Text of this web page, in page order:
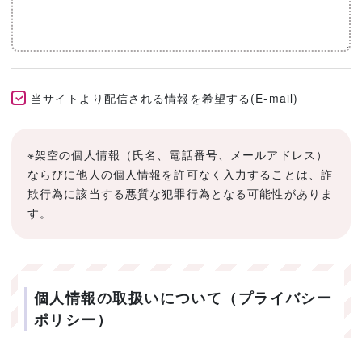
当サイトより配信される情報を希望する(E-mail)
※架空の個人情報（氏名、電話番号、メールアドレス）
ならびに他人の個人情報を許可なく入力することは、詐
欺行為に該当する悪質な犯罪行為となる可能性がありま
す。
個人情報の取扱いについて（プライバシー
ポリシー）